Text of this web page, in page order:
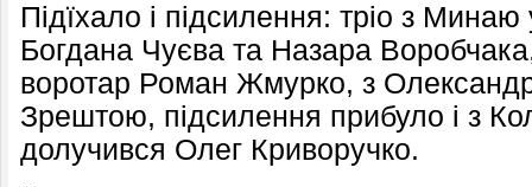
Підїхало і підсилення: тріо з Минаю
Богдана Чуєва та Назара
воротар Роман Жмурко, з
Зрештою, підсилення прибуло і з
долучився Олег Криворучко.